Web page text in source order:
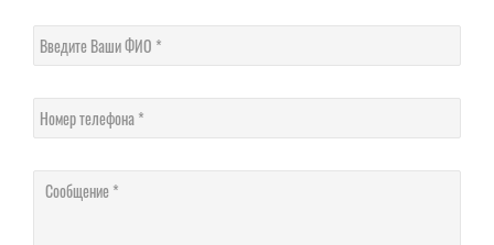
Введите Ваши ФИО
Номер телефона